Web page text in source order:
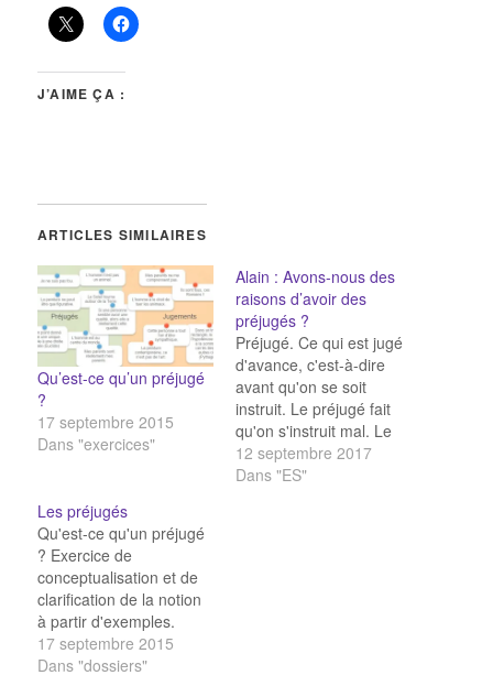
J’AIME ÇA :
ARTICLES SIMILAIRES
Qu’est-ce qu’un préjugé
?
17 septembre 2015
Dans "exercices"
Alain : Avons-nous des
raisons d’avoir des
préjugés ?
Préjugé. Ce qui est jugé
d'avance, c'est-à-dire
avant qu'on se soit
instruit. Le préjugé fait
qu'on s'instruit mal. Le
préjugé peut venir des
passions ; la haine aime
12 septembre 2017
Dans "ES"
Les préjugés
Qu'est-ce qu'un préjugé
? Exercice de
conceptualisation et de
clarification de la notion
à partir d'exemples.
Mesurez vos préjugés !
L'Université de Harvard
17 septembre 2015
Dans "dossiers"